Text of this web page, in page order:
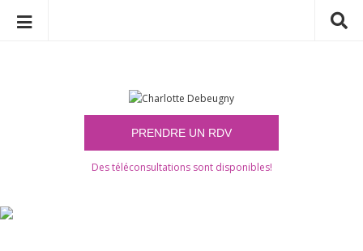
n
t
e
Des téléconsultations sont disponibles!